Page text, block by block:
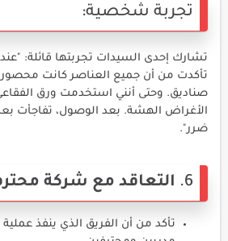
تجربة شخصية:
تشارك إحدى السيدات تجربتها قائلة:
تأكدت من أن جميع العناصر كانت
صناديق. وحتى أنني استخدمت ورق
الأغراض الهشة. بعد الوصول، تفاجأت
ضرر".
6. التعاقد مع شركة
تأكد من أن الفريق الذي ينفذ